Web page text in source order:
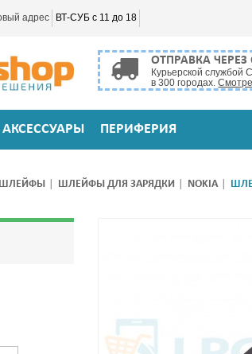
адрес ВТ-СУБ с 11 до 18
ОТПРАВКА ЧЕРЕЗ
Курьерской службой
в 300 городах.
АКСЕССУАРЫ ПЕРИФЕРИЯ
ШЛЕЙФЫ ШЛЕЙФЫ ДЛЯ ЗАРЯДКИ NOKIA